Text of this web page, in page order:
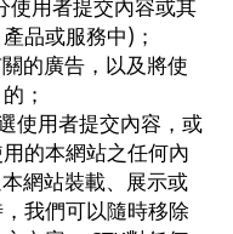
使用者提交內容或其
品或服務中)；
的廣告，以及將使
；
使用者提交內容，或
的本網站之任何內
網站裝載、展示或
我們可以隨時移除